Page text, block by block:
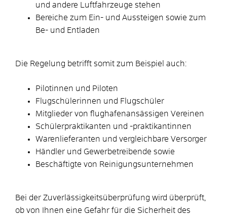
und andere Luftfahrzeuge stehen
Bereiche zum Ein- und Aussteigen sowie zum
Be- und Entladen
Die Regelung betrifft somit zum Beispiel auch:
Pilotinnen und Piloten
Flugschülerinnen und Flugschüler
Mitglieder von flughafenansässigen Vereinen
Schülerpraktikanten und -praktikantinnen
Warenlieferanten und vergleichbare Versorger
Händler und Gewerbetreibende sowie
Beschäftigte von Reinigungsunternehmen
Bei der Zuverlässigkeitsüberprüfung wird überprüft,
ob von Ihnen eine Gefahr für die Sicherheit des